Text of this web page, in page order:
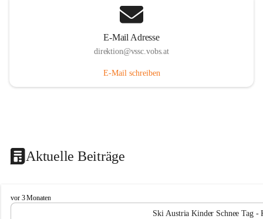
E-Mail Adresse
direktion@vssc.vobs.at
E-Mail schreiben
Aktuelle Beiträge
V
o
vor 3 Monaten
Ski Austria Kinder Schnee Tag -